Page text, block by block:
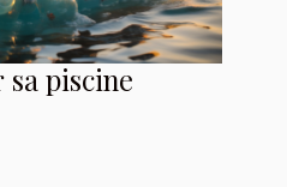
piscine